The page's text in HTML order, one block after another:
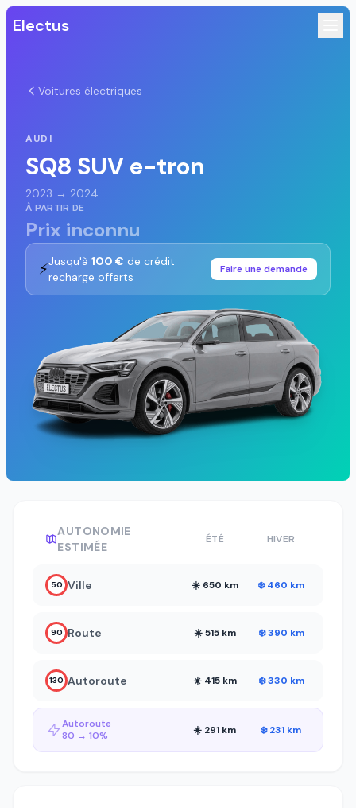
Electus
Voitures électriques
AUDI
SQ8 SUV e-tron
2023 → 2024
À PARTIR DE
Prix inconnu
⚡Jusqu'à 100 € de crédit
recharge offerts
Faire une demande
AUTONOMIE
ESTIMÉE
ÉTÉ HIVER
50 Ville ☀️ 650 km ❄️ 460 km
90 Route ☀️ 515 km ❄️ 390 km
130 Autoroute ☀️ 415 km ❄️ 330 km
Autoroute
80 → 10%
☀️ 291 km ❄️ 231 km